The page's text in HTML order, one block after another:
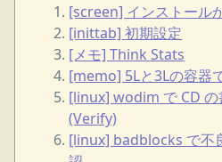
[screen] インストール
[inittab] 初期設定
[メモ] Think Stats
[memo] 5Lと3Lの容器
[linux] wodim で CD の
(Verify)
[linux] badblocks で不